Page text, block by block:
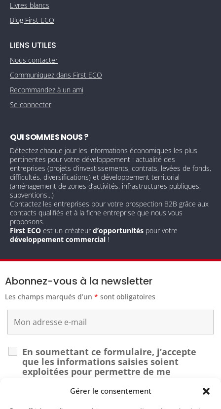
Gérer le consentement
Livres blancs
Blog First ECO
LIENS UTILES
Nous contacter
Communiquez dans First ECO
Recommandez à un ami
Se connecter
QUI SOMMES NOUS ?
Détectez chaque jour les informations économiques les plus
pertinentes pour votre développement : actualité des
entreprises (projets d’investissements, contrats, levées de fonds,
difficultés, diversifications) et développement territorial
(aménagement de zones d’activités, infrastructures publiques,
subventions...)
Contactez les entreprises pour votre prospection B2B grâce aux
contacts qualifiés et à la fiche entreprise que nous vous
proposons.
First ECO est un créateurd’opportunités pour votre
développement commercial !
Abonnez-vous à la newsletter
Les champs marqués d’un * sont obligatoires
En soumettant ce formulaire, j’accepte
que les informations saisies soient
exploitées pour permettre de me